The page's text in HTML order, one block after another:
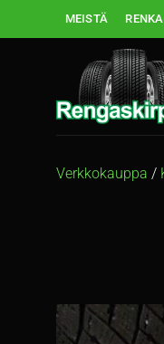
MEISTÄ
Verkkokauppa /